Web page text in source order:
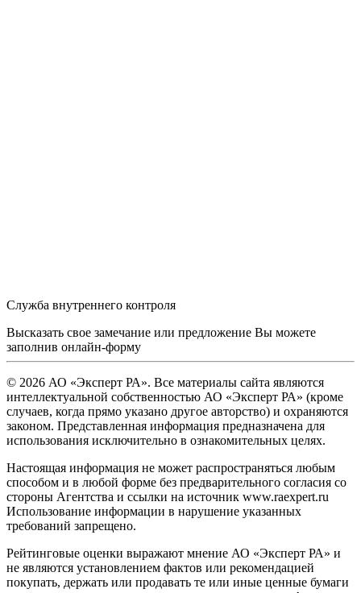
Служба внутреннего контроля
Высказать свое замечание или предложение Вы можете
заполнив онлайн-форму
© 2026 АО «Эксперт РА». Все материалы сайта являются
интеллектуальной собственностью АО «Эксперт РА» (кроме
случаев, когда прямо указано другое авторство) и охраняются
законом. Представленная информация предназначена для
использования исключительно в ознакомительных целях.
Настоящая информация не может распространяться любым
способом и в любой форме без предварительного согласия со
стороны Агентства и ссылки на источник www.raexpert.ru
Использование информации в нарушение указанных
требований запрещено.
Рейтинговые оценки выражают мнение АО «Эксперт РА» и
не являются установлением фактов или рекомендацией
покупать, держать или продавать те или иные ценные бумаги